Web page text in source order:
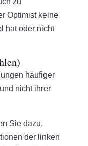
Optimist keine
hat oder nicht
häufiger
nicht ihrer
Sie dazu,
der linken